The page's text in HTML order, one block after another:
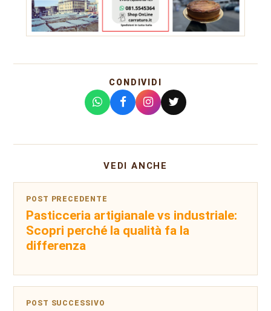
CONDIVIDI
VEDI ANCHE
POST PRECEDENTE
Pasticceria artigianale vs industriale:
Scopri perché la qualità fa la
differenza
POST SUCCESSIVO